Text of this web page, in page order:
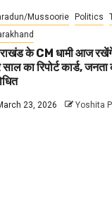
Mussoorie Politics
के CM धामी आज
साल का रिपोर्ट कार्ड,
23, 2026 Yoshita